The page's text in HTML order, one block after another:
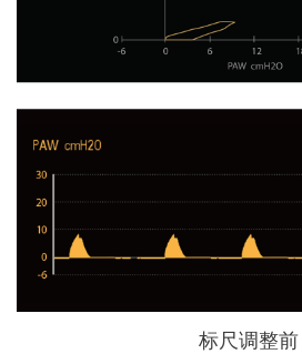
标尺调整前